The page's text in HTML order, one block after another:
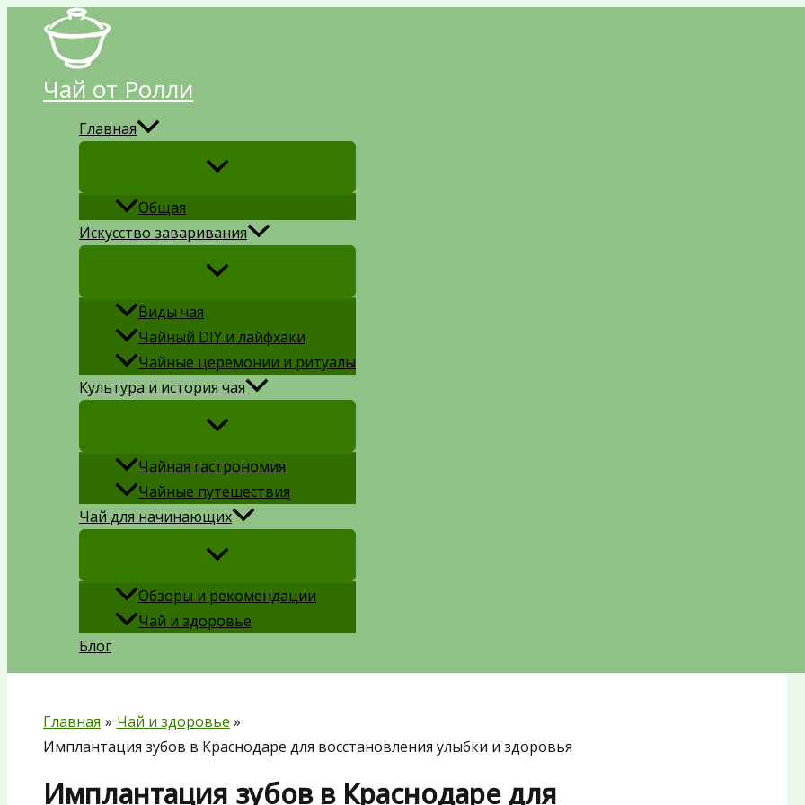
Перейти
содержимому
Чай от Ролли
Главная
Общая
Искусство заваривания
Виды чая
Чайный DIY и лайфхаки
Чайные церемонии и ритуалы
Культура и история чая
Чайная гастрономия
Чайные путешествия
Чай для начинающих
Обзоры и рекомендации
Чай и здоровье
Блог
Главная
Чай и здоровье
Имплантация зубов в Краснодаре для восстановления улыбки и здоровья
Имплантация зубов в Краснодаре для